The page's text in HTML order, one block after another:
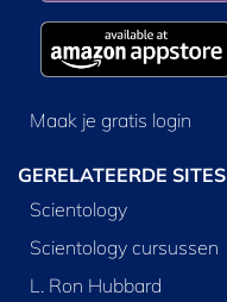
Maak je gratis login
GERELATEERDE SITES
Scientology
Scientology cursussen
L. Ron Hubbard